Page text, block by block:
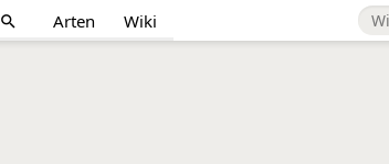
search Arten Wiki